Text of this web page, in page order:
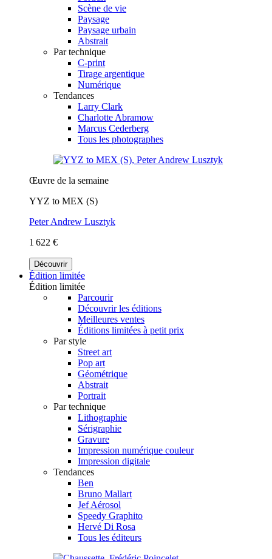
Scène de vie
Paysage
Paysage urbain
Abstrait
Par technique
C-print
Tirage argentique
Numérique
Tendances
Larry Clark
Charlotte Abramow
Marcus Cederberg
Tous les photographes
Œuvre de la semaine
YYZ to MEX (S)
Peter Andrew Lusztyk
1 622 €
Découvrir
Édition limitée
Édition limitée
Parcourir
Découvrir les éditions
Meilleures ventes
Éditions limitées à petit prix
Par style
Street art
Pop art
Géométrique
Abstrait
Portrait
Par technique
Lithographie
Sérigraphie
Gravure
Impression numérique couleur
Impression digitale
Tendances
Ben
Bruno Mallart
Jef Aérosol
Speedy Graphito
Hervé Di Rosa
Tous les éditeurs